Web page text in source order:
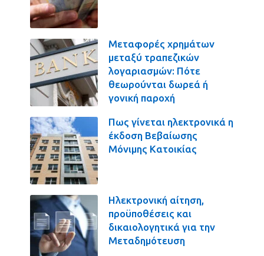
Μεταφορές χρημάτων
μεταξύ τραπεζικών
λογαριασμών: Πότε
θεωρούνται δωρεά ή
γονική παροχή
Πως γίνεται ηλεκτρονικά η
έκδοση Βεβαίωσης
Μόνιμης Κατοικίας
Ηλεκτρονική αίτηση,
προϋποθέσεις και
δικαιολογητικά για την
Μεταδημότευση